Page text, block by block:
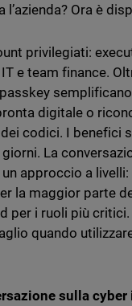
Ora è
privilegiati:
e team finance.
semplificano
digitale o
codici. I benefici
La
approccio a
la maggior parte
per i ruoli più
quando
sulla cyber